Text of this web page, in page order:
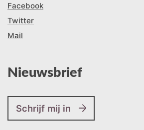
Facebook
Twitter
Mail
Nieuwsbrief
Schrijf mij in